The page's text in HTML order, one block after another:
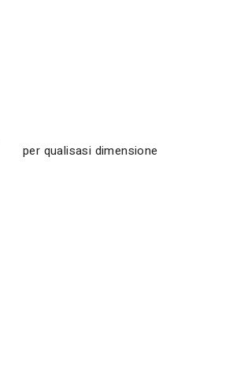
per qualisasi dimensione